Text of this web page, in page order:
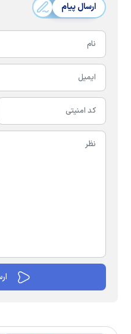
ارسال پیام